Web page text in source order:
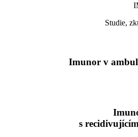
Studie,
Imunor v
s